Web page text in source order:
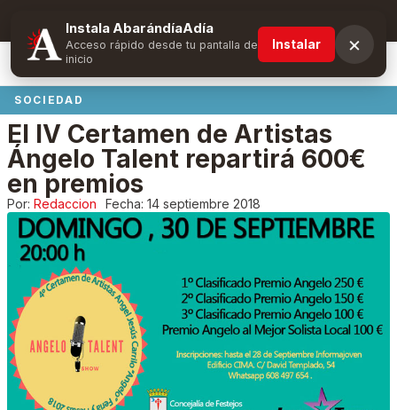
Suscríbete y obtén ventajas exclusivas
SOCIEDAD
El IV Certamen de Artistas
Ángelo Talent repartirá 600€
en premios
Por: Redaccion Fecha: 14 septiembre 2018
Instala AbarándíaAdía
Acceso rápido desde tu pantalla de
inicio
Instalar ×